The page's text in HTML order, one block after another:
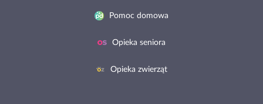
Pomoc domowa
Opieka seniora
Opieka zwierząt